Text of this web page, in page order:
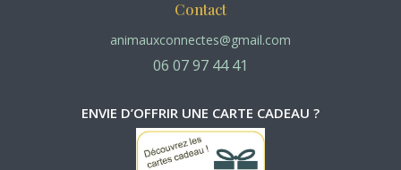
Contact
animauxconnectes@gmail.com
06 07 97 44 41
ENVIE D’OFFRIR UNE CARTE CADEAU ?